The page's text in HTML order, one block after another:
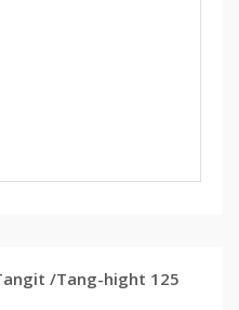
Tangit /Tang-hight 125